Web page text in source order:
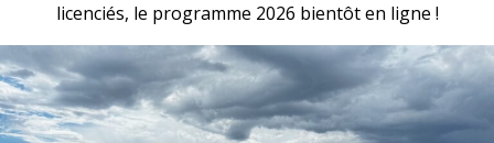
licenciés, le programme 2026 bientôt en ligne !